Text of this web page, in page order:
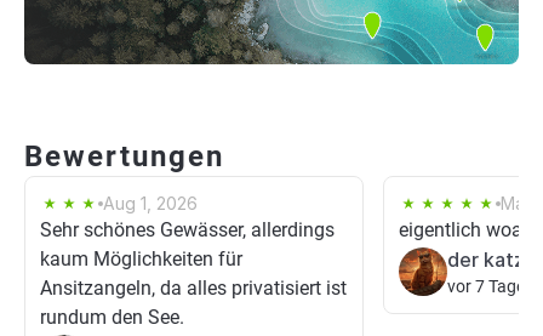
Bewertungen
Aug 1, 2026
Sehr schönes Gewässer, allerdings
kaum Möglichkeiten für
Ansitzangeln, da alles privatisiert ist
rundum den See.
May
eigentlich
der katz
vor 7 Tagen